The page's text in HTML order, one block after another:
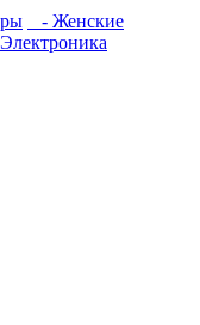
- Женские